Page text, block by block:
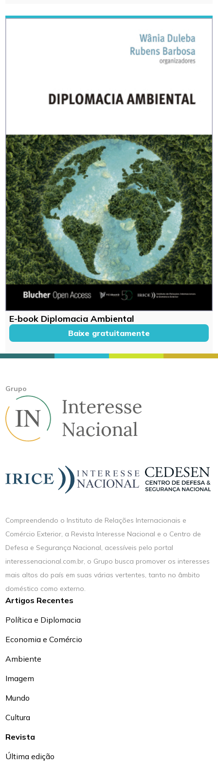
E-book Diplomacia Ambiental
Baixe gratuitamente
Grupo
Compreendendo o Instituto de Relações Internacionais e
Comércio Exterior, a Revista Interesse Nacional e o Centro de
Defesa e Segurança Nacional, acessíveis pelo portal
interessenacional.com.br, o Grupo busca promover os interesses
mais altos do país em suas várias vertentes, tanto no âmbito
doméstico como externo.
Artigos Recentes
Política e Diplomacia
Economia e Comércio
Ambiente
Imagem
Mundo
Cultura
Revista
Última edição